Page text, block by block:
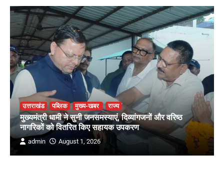
उत्तराखंड पब्लिक मुख्य-खबर राज्य
मुख्यमंत्री धामी ने सुनी जनसमस्याएं, दिव्यांगजनों और वरिष्ठ
नागरिकों को वितरित किए सहायक उपकरण
admin August 1, 2026